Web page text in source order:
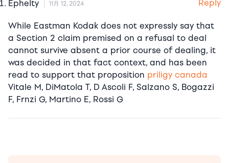
Ephelty 11月 12, 2024 Reply
While Eastman Kodak does not expressly say that
a Section 2 claim premised on a refusal to deal
cannot survive absent a prior course of dealing, it
was decided in that fact context, and has been
read to support that proposition priligy canada
Vitale M, DiMatola T, D Ascoli F, Salzano S, Bogazzi
F, Frnzi G, Martino E, Rossi G